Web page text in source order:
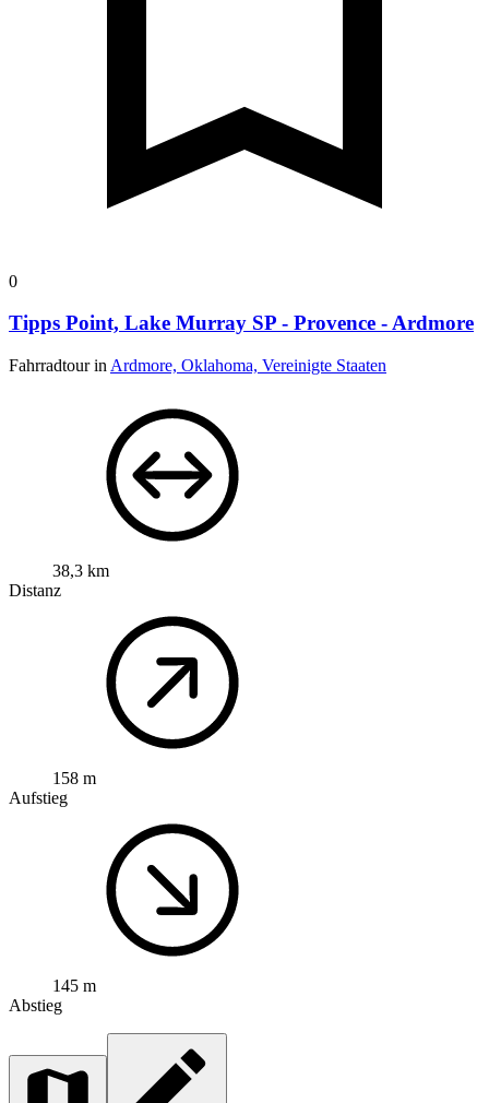
0
Tipps Point, Lake Murray SP - Provence - Ardmore
Fahrradtour in Ardmore, Oklahoma, Vereinigte Staaten
38,3 km
Distanz
158 m
Aufstieg
145 m
Abstieg